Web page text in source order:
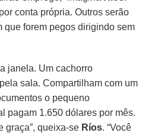
conta própria. Outros serão
que forem pegos dirigindo sem
janela. Um cachorro
sala. Compartilham com um
o pequeno
pagam 1.650 dólares por mês.
graça”, queixa-se Ríos. “Você